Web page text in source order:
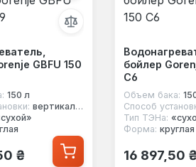
GBFU 150
150 л
вертикальный
₴
бойлер
C6
Объем бака:
Способ
Тип ТЭНа:
Форма: круглая
Обычная
16 897,50 ₴